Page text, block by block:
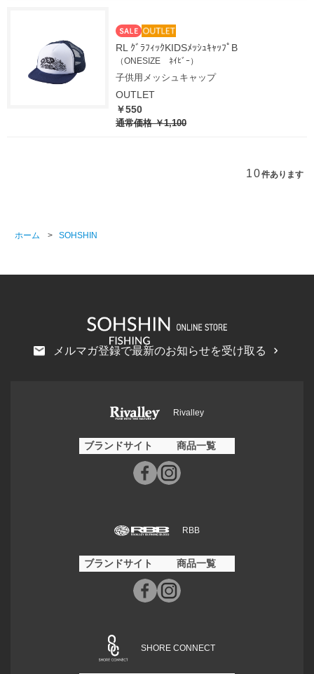
RL ｸﾞﾗﾌｨｯｸKIDSﾒｯｼｭｷｬｯﾌﾟB
（ONESIZE ﾈｲﾋﾞｰ）
子供用メッシュキャップ
OUTLET
￥550
通常価格￥1,100
10件あります
ホーム > SOHSHIN
メルマガ登録で最新のお知らせを受け取る
Rivalley
ブランドサイト 商品一覧
RBB
ブランドサイト 商品一覧
SHORE CONNECT